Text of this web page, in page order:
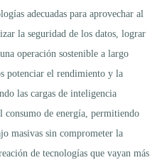
adecuadas para aprovechar al
la seguridad de los datos, lograr
operación sostenible a largo
potenciar el rendimiento y la
las cargas de inteligencia
de energía, permitiendo
masivas sin comprometer la
de tecnologías que vayan más